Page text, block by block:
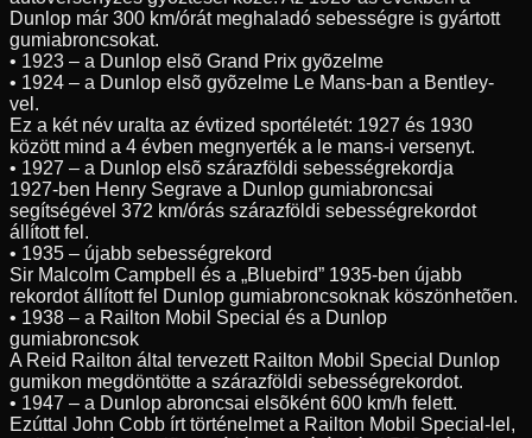
Dunlop már 300 km/órát meghaladó sebességre is gyártott
gumiabroncsokat.
• 1923 – a Dunlop elsõ Grand Prix gyõzelme
• 1924 – a Dunlop elsõ gyõzelme Le Mans-ban a Bentley-
vel.
Ez a két név uralta az évtized sportéletét: 1927 és 1930
között mind a 4 évben megnyerték a le mans-i versenyt.
• 1927 – a Dunlop elsõ szárazföldi sebességrekordja
1927-ben Henry Segrave a Dunlop gumiabroncsai
segítségével 372 km/órás szárazföldi sebességrekordot
állított fel.
• 1935 – újabb sebességrekord
Sir Malcolm Campbell és a „Bluebird” 1935-ben újabb
rekordot állított fel Dunlop gumiabroncsoknak köszönhetõen.
• 1938 – a Railton Mobil Special és a Dunlop
gumiabroncsok
A Reid Railton által tervezett Railton Mobil Special Dunlop
gumikon megdöntötte a szárazföldi sebességrekordot.
• 1947 – a Dunlop abroncsai elsõként 600 km/h felett.
Ezúttal John Cobb írt történelmet a Railton Mobil Special-lel,